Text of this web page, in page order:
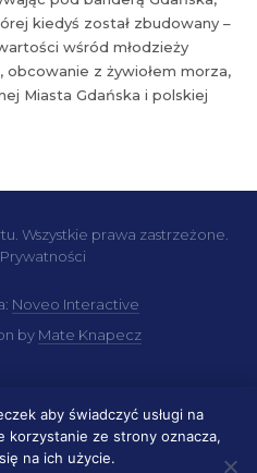
kiedyś został zbudowany –
wśród młodzieży
z żywiołem morza,
Miasta Gdańska i polskiej
Wszystkie prawa zastrzeżone.
Noveo Interactive
by Mate Knapecz
aby świadczyć usługi na
korzystanie ze strony oznacza,
na ich użycie.